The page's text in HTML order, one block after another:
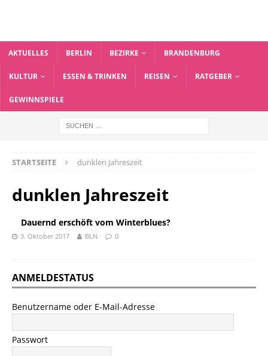
AKTUELLES BERLIN BEZIRKE BRANDENBURG
KULTUR ESSEN & TRINKEN REISEN RATGEBER
GEWINNSPIELE
STARTSEITE dunklen Jahreszeit
dunklen Jahreszeit
Dauernd erschöft vom Winterblues?
3. Oktober 2017 BLN 0
ANMELDESTATUS
Benutzername oder E-Mail-Adresse
Passwort